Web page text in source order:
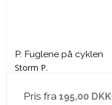
P. Fuglene på cyklen
Storm P.
Pris fra 195,00 DKK